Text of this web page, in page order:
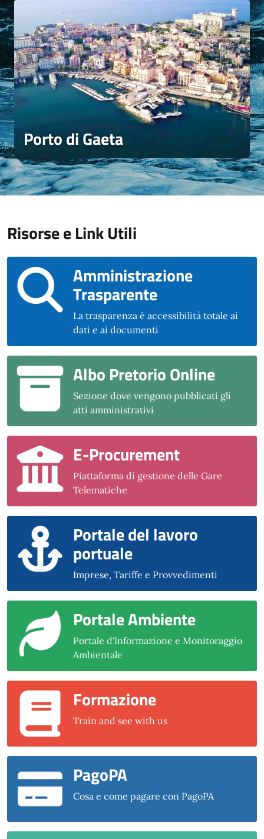
Porto di Gaeta
Risorse e Link Utili
Amministrazione
Trasparente
La trasparenza è accessibilità totale ai
dati e ai documenti
Albo Pretorio Online
Sezione dove vengono pubblicati gli
atti amministrativi
E-Procurement
Piattaforma di gestione delle Gare
Telematiche
Portale del lavoro
portuale
Imprese, Tariffe e Provvedimenti
Portale Ambiente
Portale d'Informazione e Monitoraggio
Ambientale
Formazione
Train and see with us
PagoPA
Cosa e come pagare con PagoPA